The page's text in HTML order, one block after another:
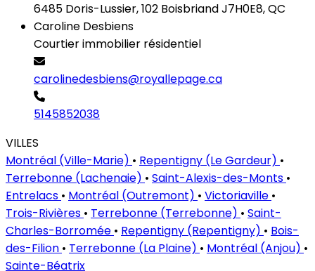
6485 Doris-Lussier, 102 Boisbriand J7H0E8, QC
Caroline Desbiens
Courtier immobilier résidentiel
carolinedesbiens@royallepage.ca
5145852038
VILLES
Montréal (Ville-Marie) • Repentigny (Le Gardeur) •
Terrebonne (Lachenaie) • Saint-Alexis-des-Monts •
Entrelacs • Montréal (Outremont) • Victoriaville •
Trois-Rivières • Terrebonne (Terrebonne) • Saint-
Charles-Borromée • Repentigny (Repentigny) • Bois-
des-Filion • Terrebonne (La Plaine) • Montréal (Anjou) •
Sainte-Béatrix